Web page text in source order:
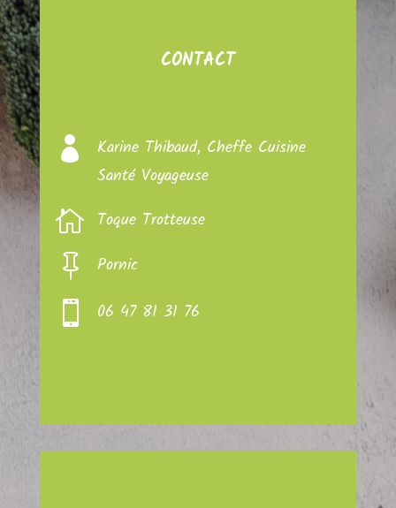
CONTACT

Karine Thibaud, Cheffe Cuisine
Santé Voyageuse
 Toque Trotteuse
 Pornic
 06 47 81 31 76